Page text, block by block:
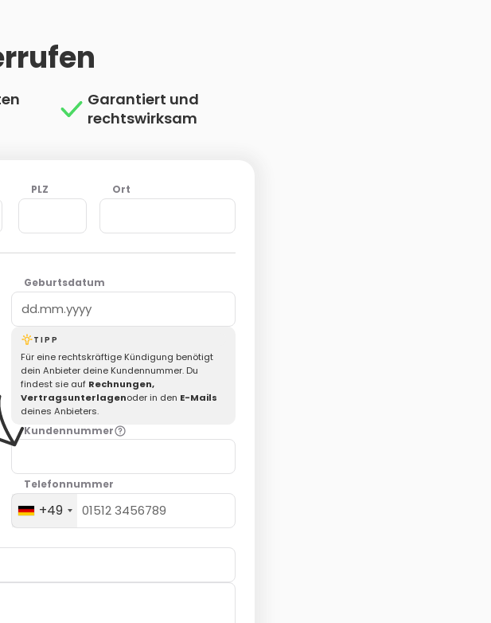
Garantiert und
rechtswirksam
PLZ Ort
Geburtsdatum
TIPP
Für eine rechtskräftige Kündigung benötigt
dein Anbieter deine Kundennummer. Du
findest sie auf Rechnungen,
Vertragsunterlagenoder in den E-Mails
deines Anbieters.
Kundennummer
Telefonnummer
+49